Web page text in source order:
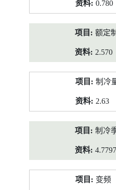
0.780
额定
2.570
制冷
2.63
制冷
4.7797
变频